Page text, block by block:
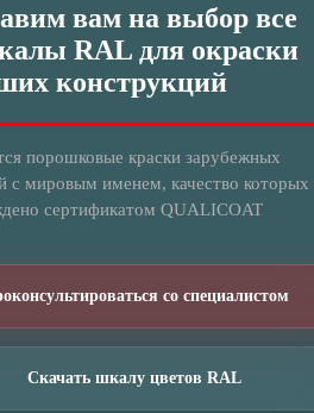
вам на выбор все
RAL для окраски
конструкций
порошковые краски зарубежных
с мировым именем, качество которых
сертификатом QUALICOAT
со специалистом
Скачать шкалу цветов RAL